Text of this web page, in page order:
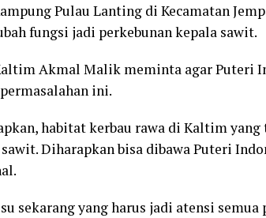
Pulau Lanting di Kecamatan
fungsi jadi perkebunan kepala sawit.
Akmal Malik meminta agar Puteri
ini.
habitat kerbau rawa di Kaltim yang
Diharapkan bisa dibawa Puteri
sekarang yang harus jadi atensi